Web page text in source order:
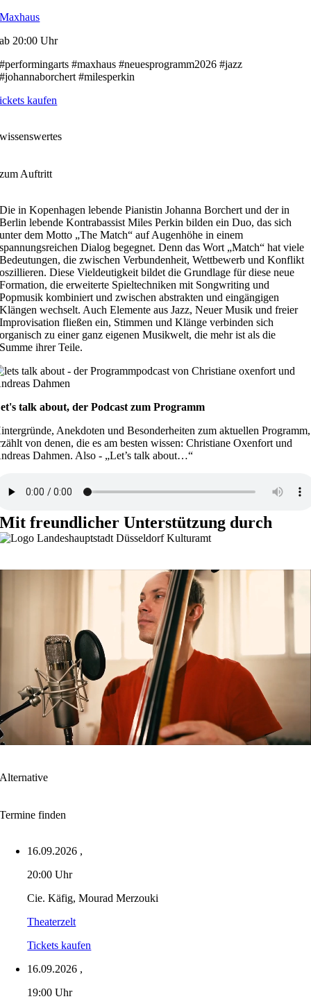
Maxhaus
ab 20:00 Uhr
#performingarts #maxhaus #neuesprogramm2026 #jazz
#johannaborchert #milesperkin
kaufen
wissenswertes
zum Auftritt
Die in Kopenhagen lebende Pianistin Johanna Borchert und der in
Berlin lebende Kontrabassist Miles Perkin bilden ein Duo, das sich
unter dem Motto „The Match“ auf Augenhöhe in einem
spannungsreichen Dialog begegnet. Denn das Wort „Match“ hat viele
Bedeutungen, die zwischen Verbundenheit, Wettbewerb und Konflikt
oszillieren. Diese Vieldeutigkeit bildet die Grundlage für diese neue
Formation, die erweiterte Spieltechniken mit Songwriting und
Popmusik kombiniert und zwischen abstrakten und eingängigen
Klängen wechselt. Auch Elemente aus Jazz, Neuer Musik und freier
Improvisation fließen ein, Stimmen und Klänge verbinden sich
organisch zu einer ganz eigenen Musikwelt, die mehr ist als die
Summe ihrer Teile.
talk about, der Podcast zum Programm
Anekdoten und Besonderheiten zum aktuellen Programm,
von denen, die es am besten wissen: Christiane Oxenfort und
Dahmen. Also - „Let’s talk about…“
Mit freundlicher Unterstützung durch
Alternative
Termine finden
16.09.2026 ,
20:00 Uhr
Cie. Käfig, Mourad Merzouki
Theaterzelt
Tickets kaufen
16.09.2026 ,
19:00 Uhr